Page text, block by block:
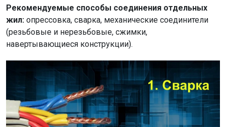
Рекомендуемые способы соединения отдельных
жил: опрессовка, сварка, механические соединители
(резьбовые и нерезьбовые, сжимки,
навертывающиеся конструкции).